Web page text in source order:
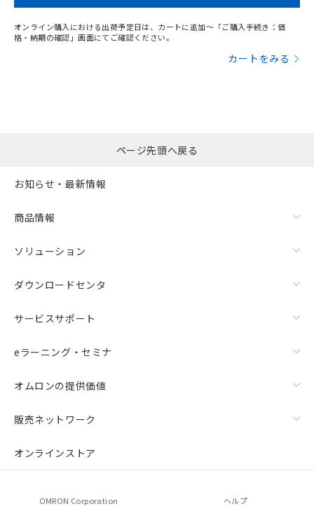
オンライン購入における出荷予定日は、カートに追加～「ご購入手続き：価
格・納期の確認」画面にてご確認ください。
カートをみる
ページ先頭へ戻る
お知らせ・最新情報
商品情報
ソリューション
ダウンロードセンタ
サービスサポート
eラーニング・セミナ
オムロンの提供価値
販売ネットワーク
オンラインストア
OMRON Corporation ヘルプ